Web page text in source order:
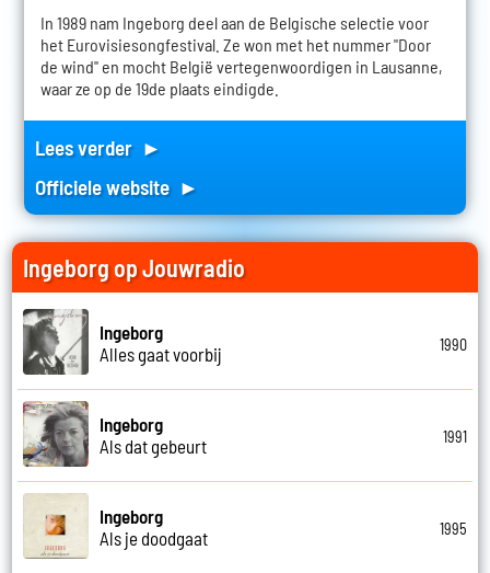
In 1989 nam Ingeborg deel aan de Belgische selectie voor
het Eurovisiesongfestival. Ze won met het nummer "Door
de wind" en mocht België vertegenwoordigen in Lausanne,
waar ze op de 19de plaats eindigde.
Lees verder ►
Officiele website ►
Ingeborg op Jouwradio
Ingeborg
Alles gaat voorbij
1990
Ingeborg
Als dat gebeurt
1991
Ingeborg
Als je doodgaat
1995